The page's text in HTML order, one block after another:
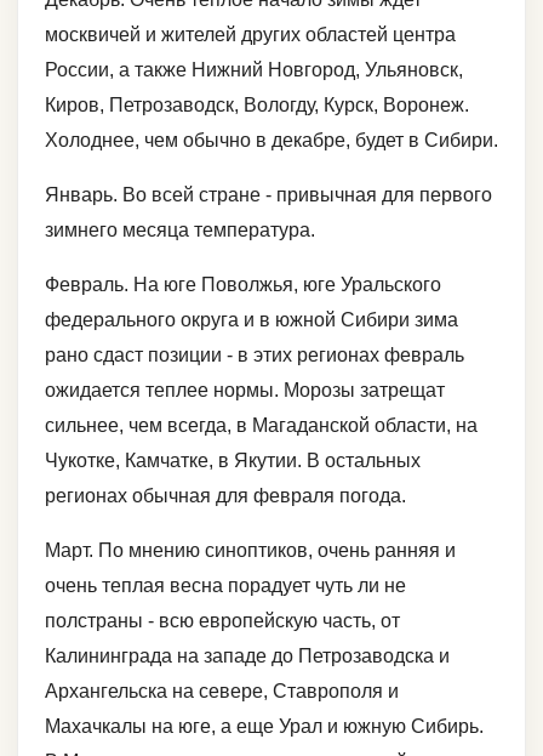
москвичей и жителей других областей центра
России, а также Нижний Новгород, Ульяновск,
Киров, Петрозаводск, Вологду, Курск, Воронеж.
Холоднее, чем обычно в декабре, будет в Сибири.
Январь. Во всей стране - привычная для первого
зимнего месяца температура.
Февраль. На юге Поволжья, юге Уральского
федерального округа и в южной Сибири зима
рано сдаст позиции - в этих регионах февраль
ожидается теплее нормы. Морозы затрещат
сильнее, чем всегда, в Магаданской области, на
Чукотке, Камчатке, в Якутии. В остальных
регионах обычная для февраля погода.
Март. По мнению синоптиков, очень ранняя и
очень теплая весна порадует чуть ли не
полстраны - всю европейскую часть, от
Калининграда на западе до Петрозаводска и
Архангельска на севере, Ставрополя и
Махачкалы на юге, а еще Урал и южную Сибирь.